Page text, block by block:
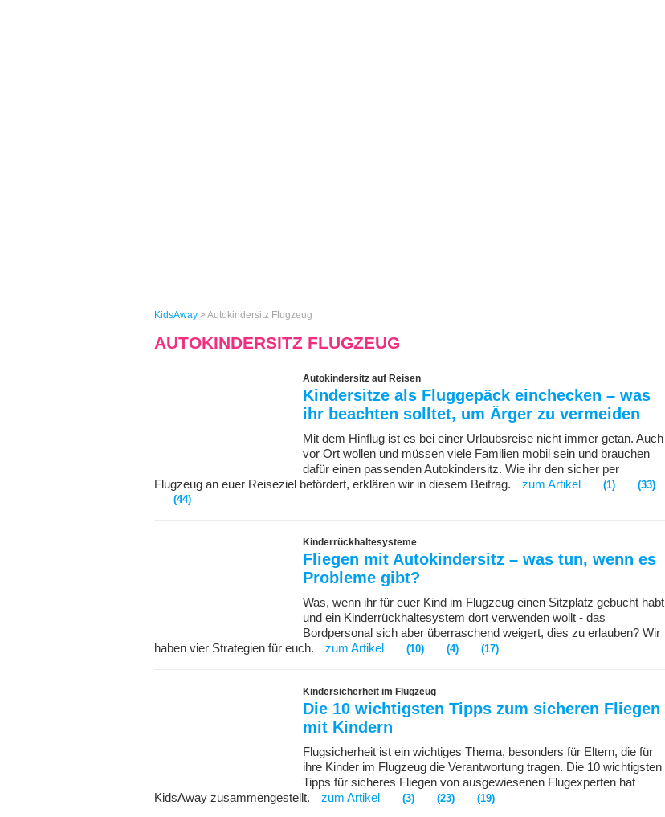
KidsAway >Autokindersitz Flugzeug
AUTOKINDERSITZ FLUGZEUG
Autokindersitz auf Reisen
Kindersitze als Fluggepäck einchecken – was
ihr beachten solltet, um Ärger zu vermeiden
Mit dem Hinflug ist es bei einer Urlaubsreise nicht immer getan. Auch
vor Ort wollen und müssen viele Familien mobil sein und brauchen
dafür einen passenden Autokindersitz. Wie ihr den sicher per
Flugzeug an euer Reiseziel befördert, erklären wir in diesem Beitrag.
zum Artikel (1)
(33)
(44)
Kinderrückhaltesysteme
Fliegen mit Autokindersitz – was tun, wenn es
Probleme gibt?
Was, wenn ihr für euer Kind im Flugzeug einen Sitzplatz gebucht habt
und ein Kinderrückhaltesystem dort verwenden wollt - das
Bordpersonal sich aber überraschend weigert, dies zu erlauben? Wir
haben vier Strategien für euch.
zum Artikel (10) (4) (17)
Kindersicherheit im Flugzeug
Die 10 wichtigsten Tipps zum sicheren Fliegen
mit Kindern
Flugsicherheit ist ein wichtiges Thema, besonders für Eltern, die für
ihre Kinder im Flugzeug die Verantwortung tragen. Die 10 wichtigsten
Tipps für sicheres Fliegen von ausgewiesenen Flugexperten hat
KidsAway zusammengestellt.
zum Artikel (3) (23) (19)